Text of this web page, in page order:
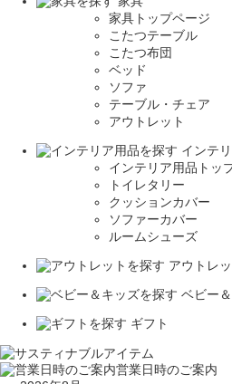
家具トップページ
こたつテーブル
こたつ布団
ベッド
ソファ
テーブル・チェア
アウトレット
インテ
インテリア用品トッ
トイレタリー
クッションカバー
ソファーカバー
ルームシューズ
アウトレ
ベビー
ギフト
営業日時のご案内